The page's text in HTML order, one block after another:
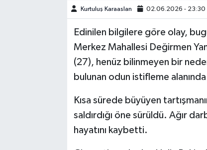
Kurtuluş Karaaslan 02.06.2026 - 23:30
Edinilen bilgilere göre olay,
Merkez Mahallesi Değirmen
(27), henüz bilinmeyen bir
bulunan odun istifleme
Kısa sürede büyüyen
saldırdığı öne sürüldü. Ağır
hayatını kaybetti.
KÜLTÜR SANAT